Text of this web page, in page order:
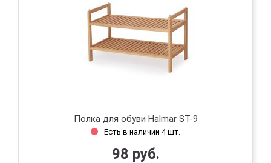
Полка для обуви Halmar ST-9
Есть в наличии 4 шт.
98 руб.